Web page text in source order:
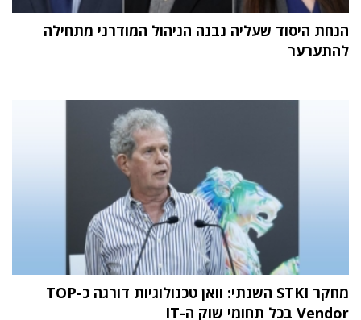
הנחת היסוד שעליה נבנה הניהול המודרני מתחילה
להתערער
מחקר STKI השנתי: וואן טכנולוגיות דורגה כ-TOP
Vendor בכל תחומי שוק ה-IT